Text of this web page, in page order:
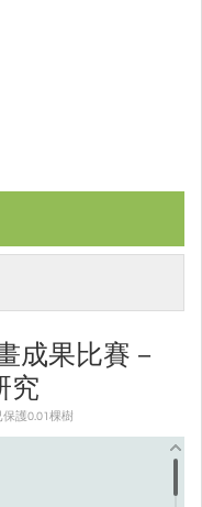
成果比賽－
究
護0.01棵樹